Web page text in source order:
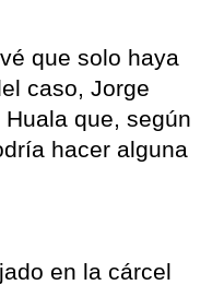
que solo haya
caso, Jorge
que, según
hacer alguna
en la cárcel